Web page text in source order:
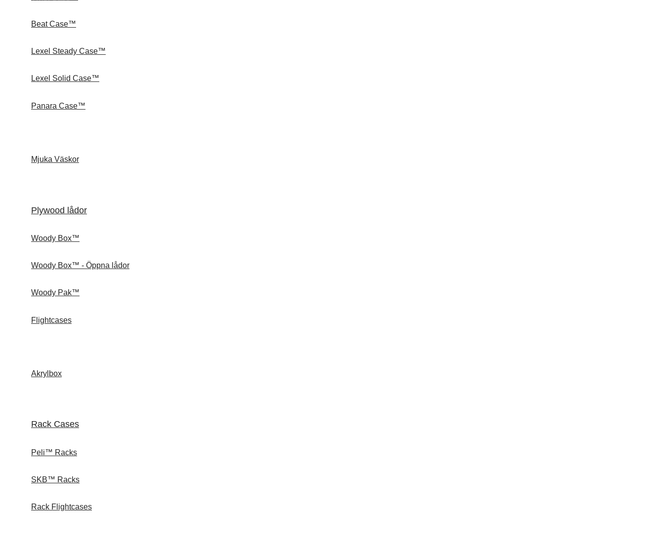
Beat Case™
Lexel Steady Case™
Lexel Solid Case™
Panara Case™
Mjuka Väskor
Plywood lådor
Woody Box™
Woody Box™ - Öppna lådor
Woody Pak™
Flightcases
Akrylbox
Rack Cases
Peli™ Racks
SKB™ Racks
Rack Flightcases